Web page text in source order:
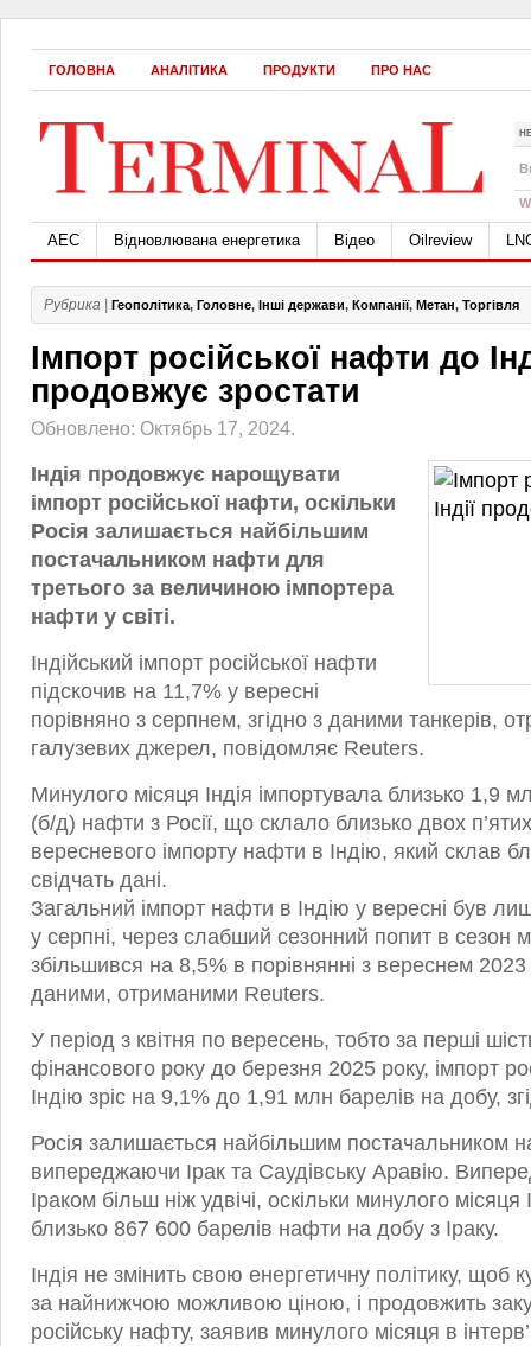
ГОЛОВНА АНАЛІТИКА ПРОДУКТИ ПРО НАС
АЕС Відновлювана енергетика Відео Oilreview
Рубрика | Геополітика, Головне, Інші держави, Компанії, Метан, Торгівля
Імпорт російської нафти до
продовжує зростати
Обновлено: Октябрь 17, 2024.
Індія продовжує нарощувати
імпорт російської нафти, оскільки
Росія залишається найбільшим
постачальником нафти для
третього за величиною імпортера
нафти у світі.
Індійський імпорт російської нафти
підскочив на 11,7% у вересні
порівняно з серпнем, згідно з даними танкерів,
галузевих джерел, повідомляє Reuters.
Минулого місяця Індія імпортувала близько 1,9
(б/д) нафти з Росії, що склало близько двох
вересневого імпорту нафти в Індію, який склав
свідчать дані.
Загальний імпорт нафти в Індію у вересні був
у серпні, через слабший сезонний попит в сезон
збільшився на 8,5% в порівнянні з вереснем 2023
даними, отриманими Reuters.
У період з квітня по вересень, тобто за перші
фінансового року до березня 2025 року, імпорт
Індію зріс на 9,1% до 1,91 млн барелів на добу,
Росія залишається найбільшим постачальником
випереджаючи Ірак та Саудівську Аравію.
Іраком більш ніж удвічі, оскільки минулого місяця
близько 867 600 барелів нафти на добу з Іраку.
Індія не змінить свою енергетичну політику, щоб
за найнижчою можливою ціною, і продовжить
російську нафту, заявив минулого місяця в